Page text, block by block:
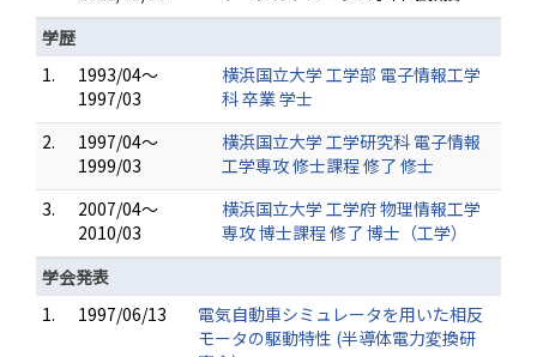
学歴
1.
1993/04～
1997/03
横浜国立大学 工学部 電子情報工学
科 卒業 学士
2.
1997/04～
1999/03
横浜国立大学 工学研究科 電子情報
工学専攻 修士課程 修了 修士
3.
2007/04～
2010/03
横浜国立大学 工学府 物理情報工学
専攻 博士課程 修了 博士（工学）
学会発表
1.
1997/06/13
電気自動車シミュレータを用いた相反
モータの駆動特性 (半導体電力変換研